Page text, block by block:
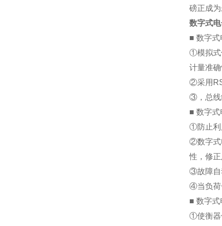
磅正成
数字式
■ 数字式
①模拟式
计量准
②采用
③，总线
■ 数字式
①防止利
②数字式
性，修
③故障自
④当负荷
■ 数字式
①使衡器